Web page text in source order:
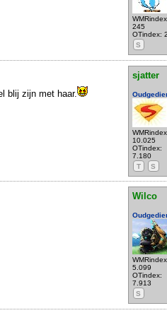
245
OTindex:
S
sjatter
10.025
OTindex:
7.180
T
S
blij zijn met haar.
Wilco
5.099
OTindex:
7.913
S